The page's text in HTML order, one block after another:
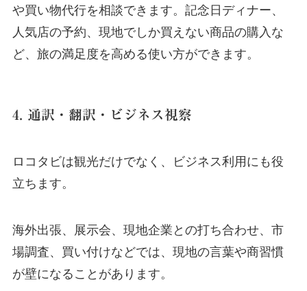
や買い物代行を相談できます。記念日ディナー、
人気店の予約、現地でしか買えない商品の購入な
ど、旅の満足度を高める使い方ができます。
4. 通訳・翻訳・ビジネス視察
ロコタビは観光だけでなく、ビジネス利用にも役
立ちます。
海外出張、展示会、現地企業との打ち合わせ、市
場調査、買い付けなどでは、現地の言葉や商習慣
が壁になることがあります。